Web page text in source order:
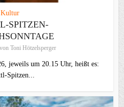
Kultur
SPITZEN-
von Toni Hötzelsperger
jeweils um 20.15 Uhr, heißt es:
Spitzen...